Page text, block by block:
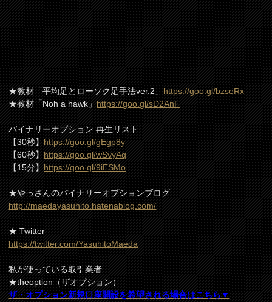
★教材「平均足とローソク足手法ver.2」https://goo.gl/bzseRx
★教材「Noh a hawk」https://goo.gl/sD2AnF
バイナリーオプション 再生リスト
【30秒】https://goo.gl/gEgp8y
【60秒】https://goo.gl/wSvyAq
【15分】https://goo.gl/9iESMo
★やっさんのバイナリーオプションブログ
http://maedayasuhito.hatenablog.com/
★ Twitter
https://twitter.com/YasuhitoMaeda
私が使っている取引業者
★theoption（ザオプション）
ザ・オプション新規口座開設を希望される場合はこちら▼